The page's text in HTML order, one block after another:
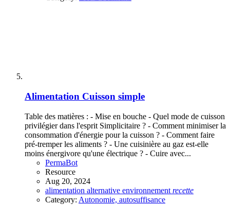
Alimentation Cuisson simple
Table des matières : - Mise en bouche - Quel mode de cuisson
privilégier dans l'esprit Simplicitaire ? - Comment minimiser la
consommation d'énergie pour la cuisson ? - Comment faire
pré-tremper les aliments ? - Une cuisinière au gaz est-elle
moins énergivore qu'une électrique ? - Cuire avec...
PermaBot
Resource
Aug 20, 2024
alimentation alternative environnement recette
Category: Autonomie, autosuffisance